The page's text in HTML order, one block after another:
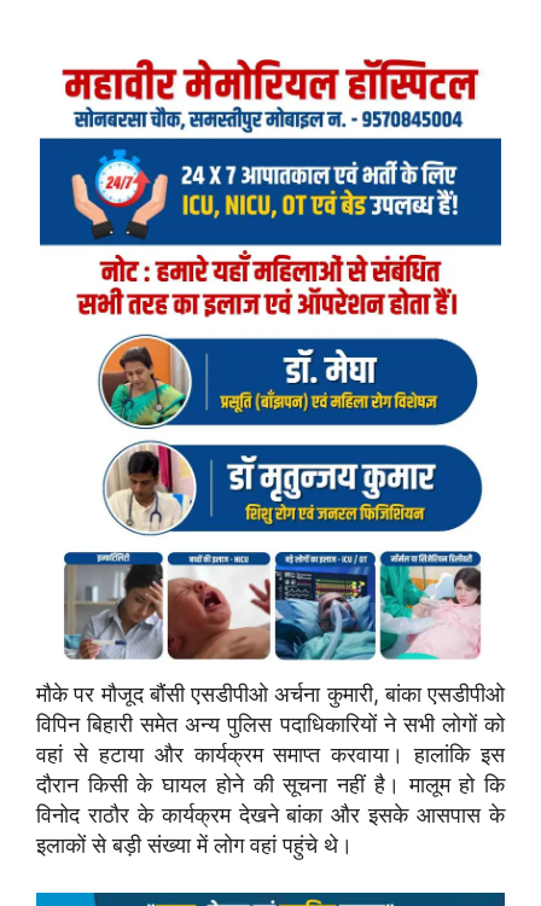
मौके पर मौजूद बौंसी एसडीपीओ अर्चना कुमारी, बांका एसडीपीओ
विपिन बिहारी समेत अन्य पुलिस पदाधिकारियों ने सभी लोगों को
वहां से हटाया और कार्यक्रम समाप्त करवाया। हालांकि इस
दौरान किसी के घायल होने की सूचना नहीं है। मालूम हो कि
विनोद राठौर के कार्यक्रम देखने बांका और इसके आसपास के
इलाकों से बड़ी संख्या में लोग वहां पहुंचे थे।